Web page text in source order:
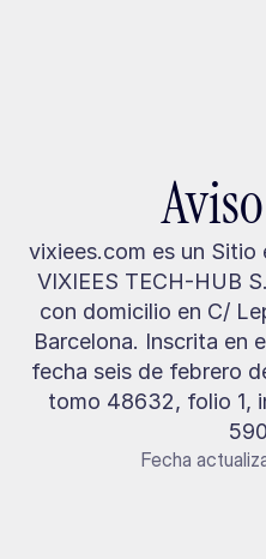
vixiees.com es un
VIXIEES TECH-HUB
con domicilio en C/
Barcelona. Inscrita en
fecha seis de febrero
tomo 48632, folio 1,
Fecha